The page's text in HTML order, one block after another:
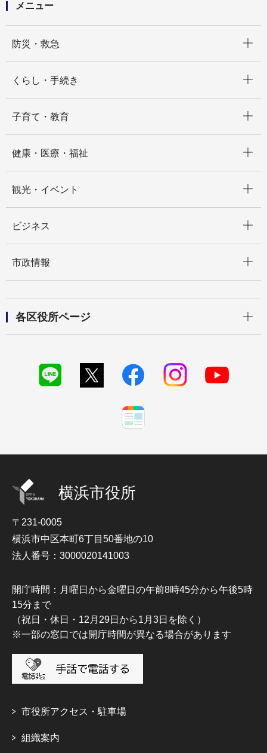
メニュー
防災・救急
くらし・手続き
子育て・教育
健康・医療・福祉
観光・イベント
ビジネス
市政情報
各区役所ページ
横浜市役所
〒231-0005
横浜市中区本町6丁目50番地の10
法人番号：3000020141003
開庁時間：月曜日から金曜日の午前8時45分から午後5時
15分まで
（祝日・休日・12月29日から1月3日を除く）
※一部の窓口では開庁時間が異なる場合があります
市役所アクセス・駐車場
組織案内